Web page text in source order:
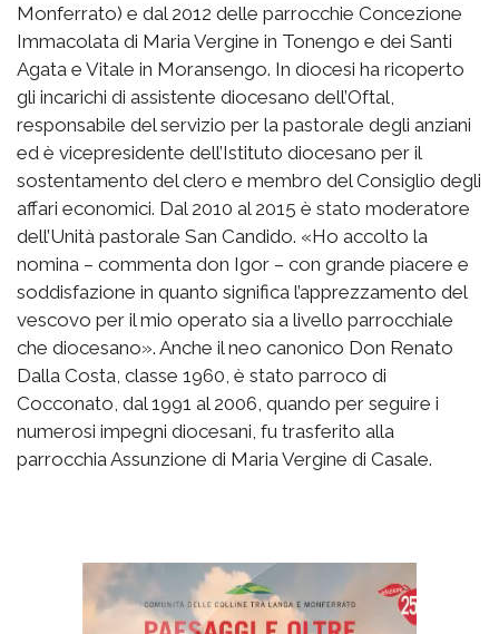
Monferrato) e dal 2012 delle parrocchie Concezione
Immacolata di Maria Vergine in Tonengo e dei Santi
Agata e Vitale in Moransengo. In diocesi ha ricoperto
gli incarichi di assistente diocesano dell’Oftal,
responsabile del servizio per la pastorale degli anziani
ed è vicepresidente dell’Istituto diocesano per il
sostentamento del clero e membro del Consiglio degli
affari economici. Dal 2010 al 2015 è stato moderatore
dell’Unità pastorale San Candido. «Ho accolto la
nomina – commenta don Igor – con grande piacere e
soddisfazione in quanto significa l’apprezzamento del
vescovo per il mio operato sia a livello parrocchiale
che diocesano». Anche il neo canonico Don Renato
Dalla Costa, classe 1960, è stato parroco di
Cocconato, dal 1991 al 2006, quando per seguire i
numerosi impegni diocesani, fu trasferito alla
parrocchia Assunzione di Maria Vergine di Casale.